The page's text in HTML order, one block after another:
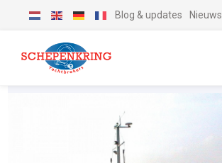
Blog & updates Nieuws